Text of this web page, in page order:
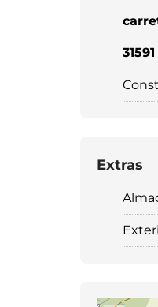
31591
Extras